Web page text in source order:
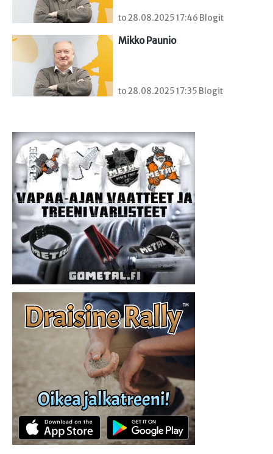
to 28.08.2025 17:46 Blogit
Mikko Paunio
to 28.08.2025 17:35 Blogit